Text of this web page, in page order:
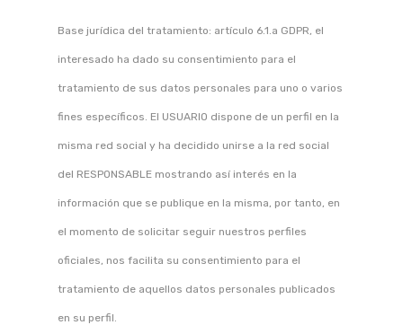
Base jurídica del tratamiento: artículo 6.1.a GDPR, el
interesado ha dado su consentimiento para el
tratamiento de sus datos personales para uno o varios
fines específicos. El USUARIO dispone de un perfil en la
misma red social y ha decidido unirse a la red social
del RESPONSABLE mostrando así interés en la
información que se publique en la misma, por tanto, en
el momento de solicitar seguir nuestros perfiles
oficiales, nos facilita su consentimiento para el
tratamiento de aquellos datos personales publicados
en su perfil.